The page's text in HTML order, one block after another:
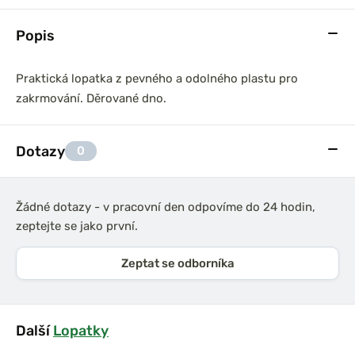
Popis
Praktická lopatka z pevného a odolného plastu pro
zakrmování. Děrované dno.
Dotazy 0
Žádné dotazy - v pracovní den odpovíme do 24 hodin,
zeptejte se jako první.
Zeptat se odborníka
DalšíLopatky